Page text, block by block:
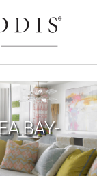
BAY-